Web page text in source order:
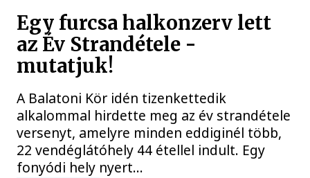
Egy furcsa halkonzerv lett
az Év Strandétele -
mutatjuk!
A Balatoni Kör idén tizenkettedik
alkalommal hirdette meg az év strandétele
versenyt, amelyre minden eddiginél több,
22 vendéglátóhely 44 étellel indult. Egy
fonyódi hely nyert...